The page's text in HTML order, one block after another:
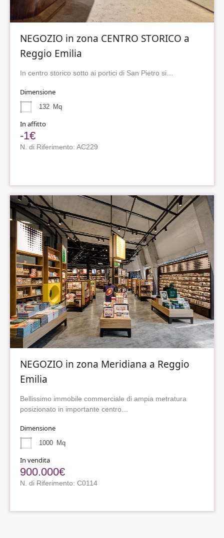
NEGOZIO in zona CENTRO STORICO a
Reggio Emilia
In centro storico sotto ai portici di San Pietro si…
Dimensione
132 Mq
In affitto
-1€
N. di Riferimento: AC229
NEGOZIO in zona Meridiana a Reggio
Emilia
Bellissimo immobile commerciale di ampia metratura
posizionato in importante centro…
Dimensione
1000 Mq
In vendita
900.000€
N. di Riferimento: C0114